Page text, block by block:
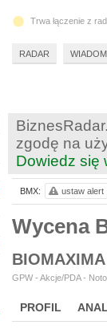
zgodę na
Dowiedz się
Wycena
GPW - Akcje/PDA -
PROFIL
BMX: ustaw alert
57
Trwa łączenie z
RADAR